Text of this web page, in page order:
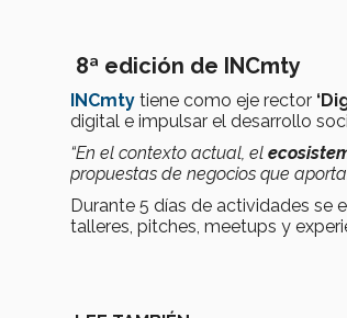
8ª edición de INCmty
INCmty tiene como eje rector
digital e impulsar el desarrollo
“En el contexto actual, el
propuestas de negocios que
Durante 5 días de actividades se
talleres, pitches, meetups y